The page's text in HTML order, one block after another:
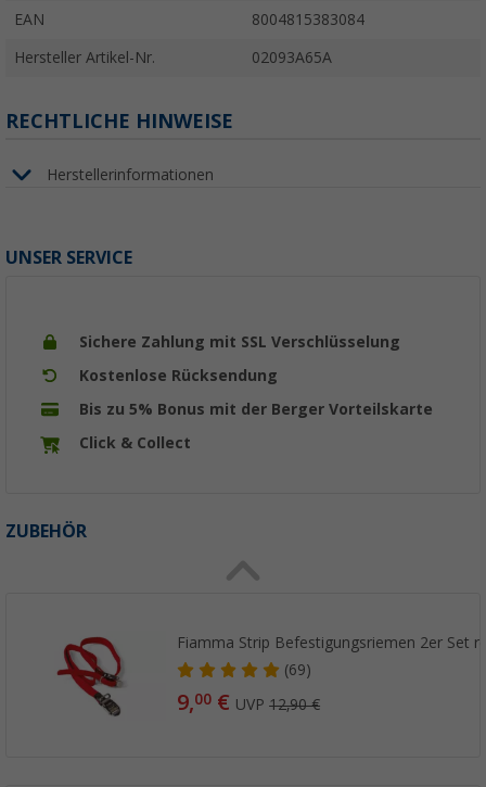
EAN 8004815383084
Hersteller Artikel-Nr. 02093A65A
RECHTLICHE HINWEISE
Herstellerinformationen
UNSER SERVICE
Sichere Zahlung mit SSL Verschlüsselung
Kostenlose Rücksendung
Bis zu 5% Bonus mit der Berger Vorteilskarte
Click & Collect
ZUBEHÖR
Fiamma Strip Befestigungsriemen 2er Set
(69)
9,00 € UVP12,90 €